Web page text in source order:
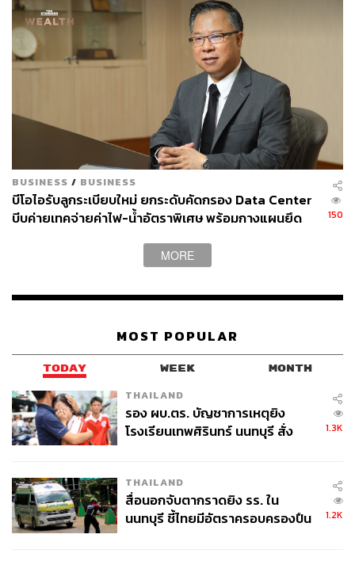
BUSINESS / BUSINESS
บีโอไอรับลูกระเบียบใหม่ ยกระดับคัดกรอง Data Center
บีบค่ายเทคจ่ายค่าไฟ-น้ำอัตราพิเศษ พร้อมกางแผนยึด
150
MORE
MOST POPULAR
TODAY WEEK MONTH
THAILAND
รอง ผบ.ตร. บัญชาการเหตุยิง
โรงเรียนเทพศิรินทร์ นนทบุรี สั่ง
1.3K
THAILAND
สื่อนอกจับตากราดยิง รร. ใน
นนทบุรี ชี้ไทยมีอัตราครอบครองปืน
1.2K